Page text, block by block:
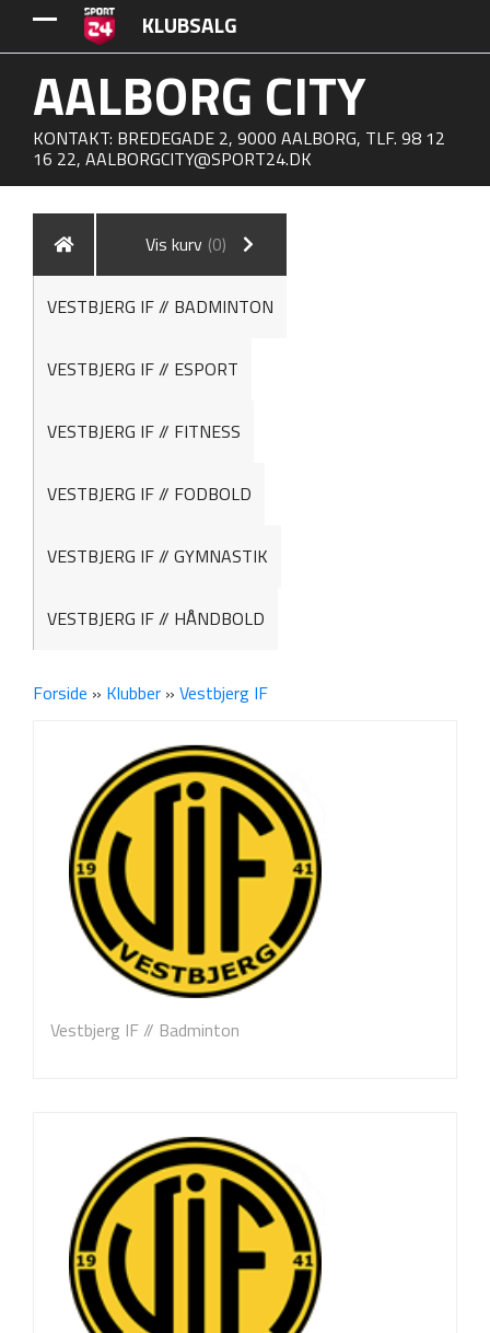
KLUBSALG
AALBORG CITY
KONTAKT: BREDEGADE 2, 9000 AALBORG, TLF. 98 12
16 22, AALBORGCITY@SPORT24.DK
Vis kurv (0)
VESTBJERG IF // BADMINTON
VESTBJERG IF // ESPORT
VESTBJERG IF // FITNESS
VESTBJERG IF // FODBOLD
VESTBJERG IF // GYMNASTIK
VESTBJERG IF // HÅNDBOLD
Forside » Klubber » Vestbjerg IF
Vestbjerg IF // Badminton